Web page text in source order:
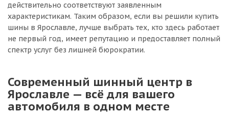
действительно соответствуют заявленным
характеристикам. Таким образом, если вы решили купить
шины в Ярославле, лучше выбрать тех, кто здесь работает
не первый год, имеет репутацию и предоставляет полный
спектр услуг без лишней бюрократии.
Современный шинный центр в
Ярославле — всё для вашего
автомобиля в одном месте